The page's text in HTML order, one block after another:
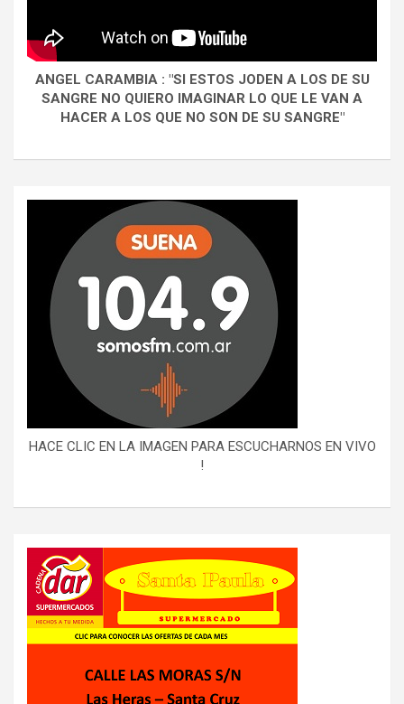
ANGEL CARAMBIA : "SI ESTOS JODEN A LOS DE SU
SANGRE NO QUIERO IMAGINAR LO QUE LE VAN A
HACER A LOS QUE NO SON DE SU SANGRE"
HACE CLIC EN LA IMAGEN PARA ESCUCHARNOS EN VIVO
!